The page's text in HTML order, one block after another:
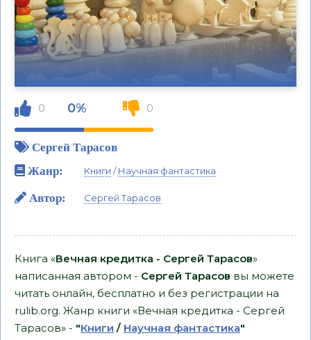
0 0% 0
Сергей Тарасов
Жанр:
Книги /Научная фантастика
Автор: Сергей Тарасов
Книга «Вечная кредитка - Сергей Тарасов»
написанная автором - Сергей Тарасов вы можете
читать онлайн, бесплатно и без регистрации на
rulib.org. Жанр книги «Вечная кредитка - Сергей
Тарасов» - "Книги / Научная фантастика"